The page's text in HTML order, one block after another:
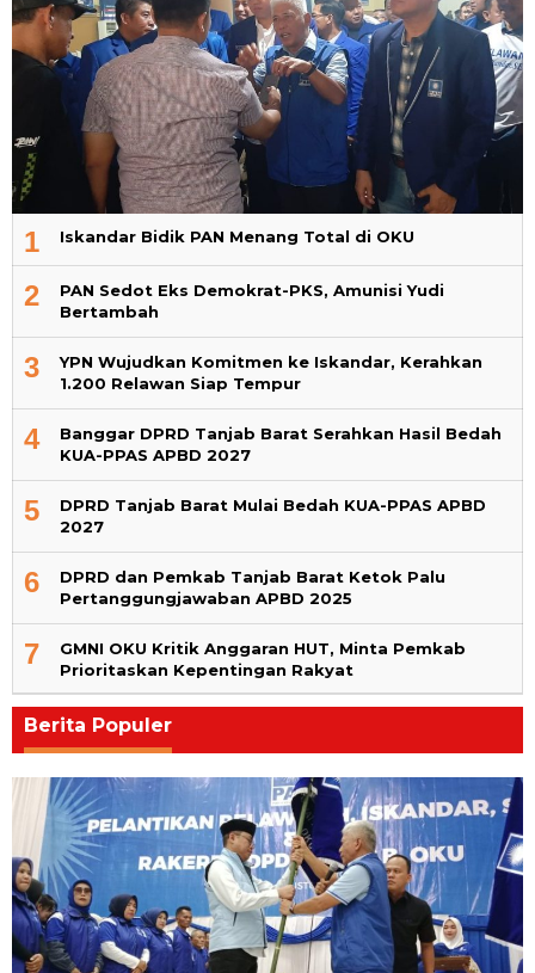
1 Iskandar Bidik PAN Menang Total di OKU
2
PAN Sedot Eks Demokrat-PKS, Amunisi Yudi
Bertambah
3
YPN Wujudkan Komitmen ke Iskandar, Kerahkan
1.200 Relawan Siap Tempur
4
Banggar DPRD Tanjab Barat Serahkan Hasil Bedah
KUA-PPAS APBD 2027
5
DPRD Tanjab Barat Mulai Bedah KUA-PPAS APBD
2027
6
DPRD dan Pemkab Tanjab Barat Ketok Palu
Pertanggungjawaban APBD 2025
7
GMNI OKU Kritik Anggaran HUT, Minta Pemkab
Prioritaskan Kepentingan Rakyat
Berita Populer